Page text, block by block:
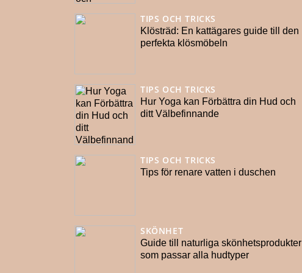
TIPS OCH TRICKS
Klösträd: En kattägares guide till den
perfekta klösmöbeln
TIPS OCH TRICKS
Hur Yoga kan Förbättra din Hud och
ditt Välbefinnande
TIPS OCH TRICKS
Tips för renare vatten i duschen
SKÖNHET
Guide till naturliga skönhetsprodukter
som passar alla hudtyper